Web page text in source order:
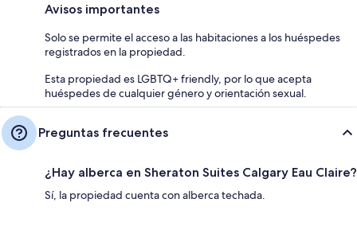
Avisos importantes
Solo se permite el acceso a las habitaciones a los huéspedes
registrados en la propiedad.
Esta propiedad es LGBTQ+ friendly, por lo que acepta
huéspedes de cualquier género y orientación sexual.
Preguntas frecuentes
¿Hay alberca en Sheraton Suites Calgary Eau Claire?
Sí, la propiedad cuenta con alberca techada.